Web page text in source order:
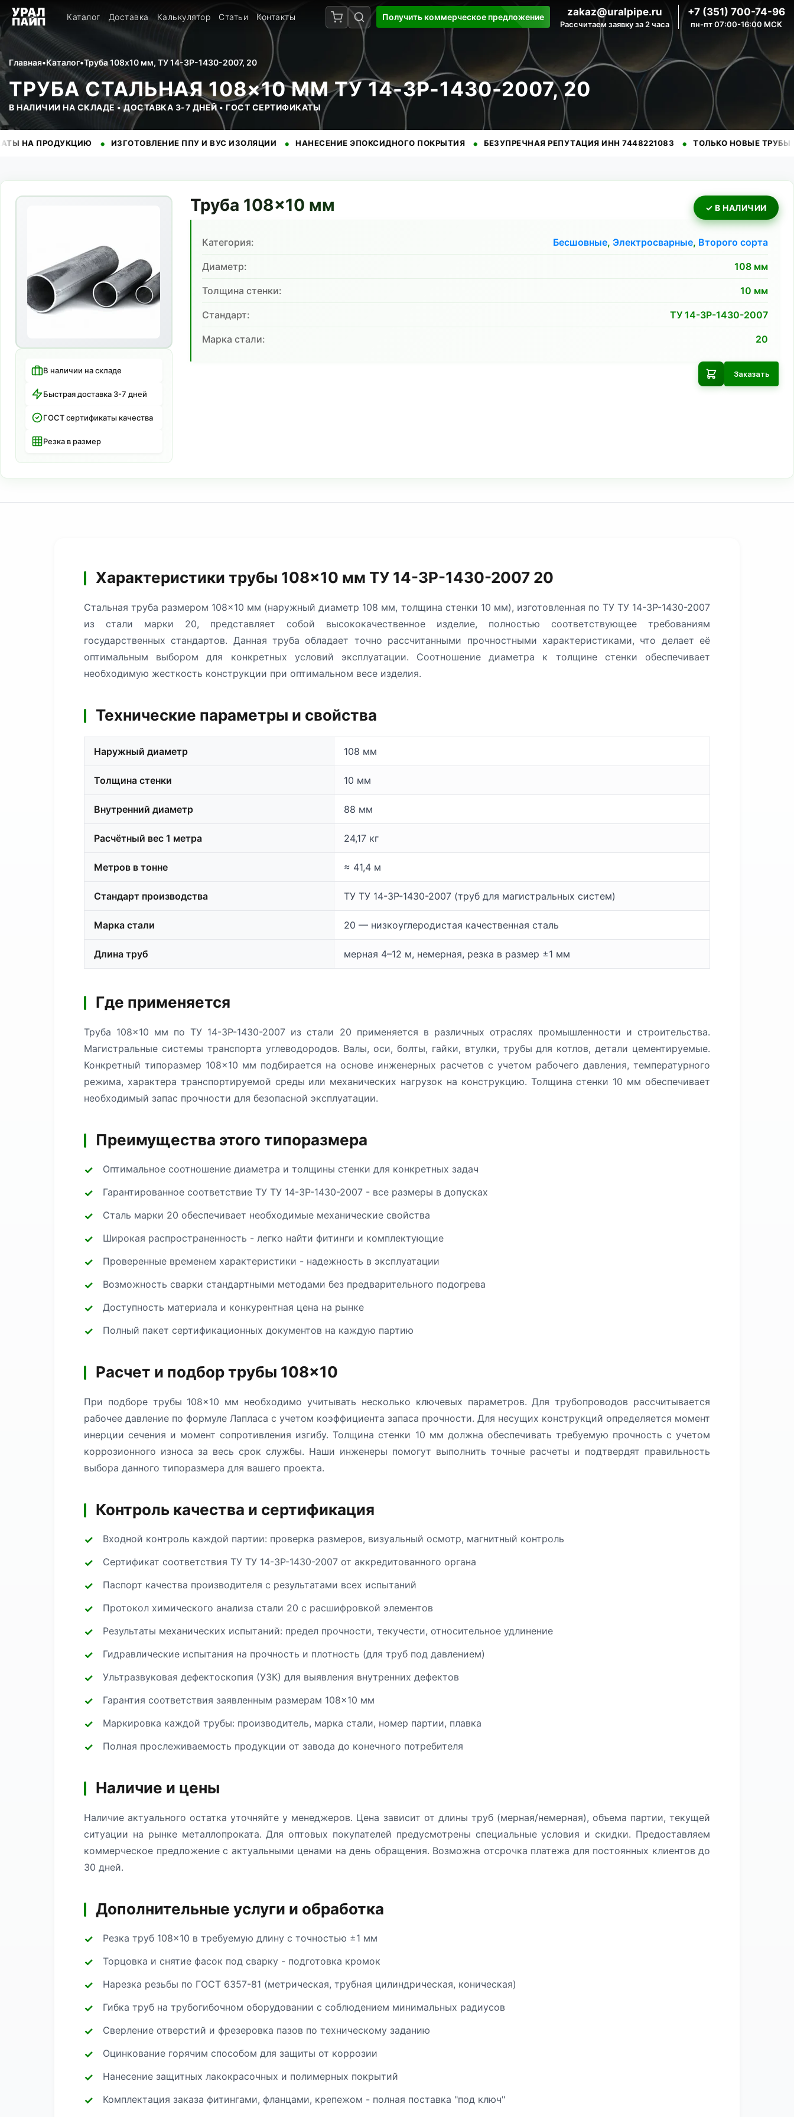
Каталог Доставка Калькулятор Статьи Контакты Получить коммерческое предложение zakaz@uralpipe.ru
Рассчитаем заявку за 2 часа
+7 (351) 700-74-96
пн-пт 07:00-16:00 МСК
Главная•Каталог•Труба 108x10 мм, ТУ 14-3Р-1430-2007, 20
ТРУБА СТАЛЬНАЯ 108×10 ММ ТУ 14-3Р-1430-2007, 20
В НАЛИЧИИ НА СКЛАДЕ • ДОСТАВКА 3-7 ДНЕЙ • ГОСТ СЕРТИФИКАТЫ
• ИЗГОТОВЛЕНИЕ ППУ И ВУС ИЗОЛЯЦИИ • НАНЕСЕНИЕ ЭПОКСИДНОГО ПОКРЫТИЯ • БЕЗУПРЕЧНАЯ РЕПУТАЦИЯ ИНН 7448221083 • ТОЛЬКО НОВЫЕ ТРУБЫ •
В наличии на складе
Быстрая доставка 3-7 дней
ГОСТ сертификаты качества
Резка в размер
Труба 108×10 мм ✓ В НАЛИЧИИ
Категория: Бесшовные, Электросварные, Второго сорта
Диаметр: 108мм
Толщина стенки: 10 мм
Cтандарт: ТУ 14-3Р-1430-2007
Марка стали: 20
Заказать
Характеристики трубы 108×10 мм ТУ 14-3Р-1430-2007 20
Стальная труба размером 108×10 мм (наружный диаметр 108 мм, толщина стенки 10 мм), изготовленная по ТУ ТУ 14-3Р-1430-2007
из стали марки 20, представляет собой высококачественное изделие, полностью соответствующее требованиям
государственных стандартов. Данная труба обладает точно рассчитанными прочностными характеристиками, что делает её
оптимальным выбором для конкретных условий эксплуатации. Соотношение диаметра к толщине стенки обеспечивает
необходимую жесткость конструкции при оптимальном весе изделия.
Технические параметры и свойства
Наружный диаметр 108 мм
Толщина стенки 10 мм
Внутренний диаметр 88 мм
Расчётный вес 1 метра 24,17 кг
Метров в тонне ≈ 41,4 м
Стандарт производства ТУ ТУ 14-3Р-1430-2007 (труб для магистральных систем)
Марка стали 20 — низкоуглеродистая качественная сталь
Длина труб мерная 4–12 м, немерная, резка в размер ±1 мм
Где применяется
Труба 108×10 мм по ТУ 14-3Р-1430-2007 из стали 20 применяется в различных отраслях промышленности и строительства.
Магистральные системы транспорта углеводородов. Валы, оси, болты, гайки, втулки, трубы для котлов, детали цементируемые.
Конкретный типоразмер 108×10 мм подбирается на основе инженерных расчетов с учетом рабочего давления, температурного
режима, характера транспортируемой среды или механических нагрузок на конструкцию. Толщина стенки 10 мм обеспечивает
необходимый запас прочности для безопасной эксплуатации.
Преимущества этого типоразмера
Оптимальное соотношение диаметра и толщины стенки для конкретных задач
Гарантированное соответствие ТУ ТУ 14-3Р-1430-2007 - все размеры в допусках
Сталь марки 20 обеспечивает необходимые механические свойства
Широкая распространенность - легко найти фитинги и комплектующие
Проверенные временем характеристики - надежность в эксплуатации
Возможность сварки стандартными методами без предварительного подогрева
Доступность материала и конкурентная цена на рынке
Полный пакет сертификационных документов на каждую партию
Расчет и подбор трубы 108×10
При подборе трубы 108×10 мм необходимо учитывать несколько ключевых параметров. Для трубопроводов рассчитывается
рабочее давление по формуле Лапласа с учетом коэффициента запаса прочности. Для несущих конструкций определяется момент
инерции сечения и момент сопротивления изгибу. Толщина стенки 10 мм должна обеспечивать требуемую прочность с учетом
коррозионного износа за весь срок службы. Наши инженеры помогут выполнить точные расчеты и подтвердят правильность
выбора данного типоразмера для вашего проекта.
Контроль качества и сертификация
Входной контроль каждой партии: проверка размеров, визуальный осмотр, магнитный контроль
Сертификат соответствия ТУ ТУ 14-3Р-1430-2007 от аккредитованного органа
Паспорт качества производителя с результатами всех испытаний
Протокол химического анализа стали 20 с расшифровкой элементов
Результаты механических испытаний: предел прочности, текучести, относительное удлинение
Гидравлические испытания на прочность и плотность (для труб под давлением)
Ультразвуковая дефектоскопия (УЗК) для выявления внутренних дефектов
Гарантия соответствия заявленным размерам 108×10 мм
Маркировка каждой трубы: производитель, марка стали, номер партии, плавка
Полная прослеживаемость продукции от завода до конечного потребителя
Наличие и цены
Наличие актуального остатка уточняйте у менеджеров. Цена зависит от длины труб (мерная/немерная), объема партии, текущей
ситуации на рынке металлопроката. Для оптовых покупателей предусмотрены специальные условия и скидки. Предоставляем
коммерческое предложение с актуальными ценами на день обращения. Возможна отсрочка платежа для постоянных клиентов до
30 дней.
Дополнительные услуги и обработка
Резка труб 108×10 в требуемую длину с точностью ±1 мм
Торцовка и снятие фасок под сварку - подготовка кромок
Нарезка резьбы по ГОСТ 6357-81 (метрическая, трубная цилиндрическая, коническая)
Гибка труб на трубогибочном оборудовании с соблюдением минимальных радиусов
Сверление отверстий и фрезеровка пазов по техническому заданию
Оцинкование горячим способом для защиты от коррозии
Нанесение защитных лакокрасочных и полимерных покрытий
Комплектация заказа фитингами, фланцами, крепежом - полная поставка "под ключ"